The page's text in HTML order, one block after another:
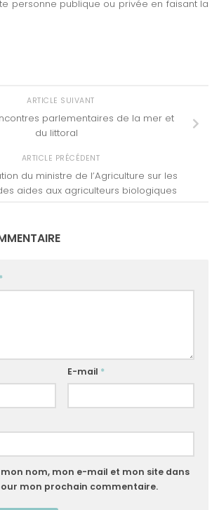
personne publique ou privée en faisant la
ARTICLE SUIVANT
parlementaires de la mer et
du littoral
ARTICLE PRÉCÉDENT
du ministre de l’Agriculture sur les
aides aux agriculteurs biologiques
*
E-mail *
nom, mon e-mail et mon site dans
mon prochain commentaire.